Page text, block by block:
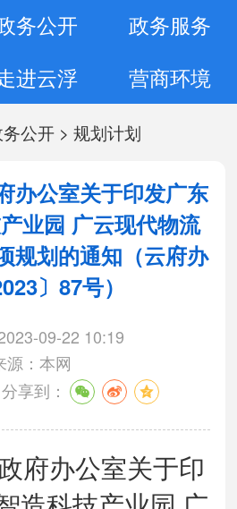
务公开
政务服务
进云浮 营商环境
公开> 规划计划
办公室关于印发广东
业园 广云现代物流
规划的通知（云府办
〕87号）
09-22 10:19
源：本网
分享到：
府办公室关于印